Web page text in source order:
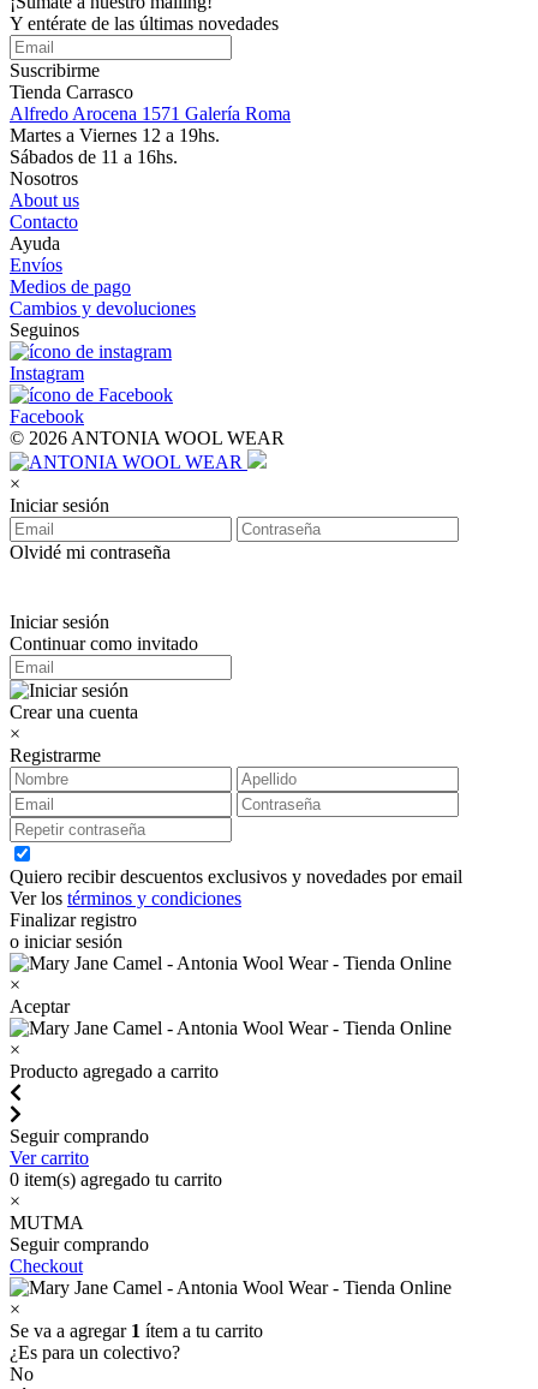
Y entérate de las últimas novedades
Suscribirme
Tienda Carrasco
Alfredo Arocena 1571 Galería Roma
Martes a Viernes 12 a 19hs.
Sábados de 11 a 16hs.
Nosotros
About us
Contacto
Ayuda
Envíos
Medios de pago
Cambios y devoluciones
Seguinos
Instagram
Facebook
© 2026 ANTONIA WOOL WEAR
×
Iniciar sesión
Olvidé mi contraseña
Iniciar sesión
Continuar como invitado
Crear una cuenta
×
Registrarme
Quiero recibir descuentos exclusivos y novedades por email
Ver los términos y condiciones
Finalizar registro
o iniciar sesión
×
Aceptar
×
Producto agregado a carrito
Seguir comprando
Ver carrito
0 item(s) agregado tu carrito
×
MUTMA
Seguir comprando
Checkout
×
Se va a agregar 1 ítem a tu carrito
¿Es para un colectivo?
No